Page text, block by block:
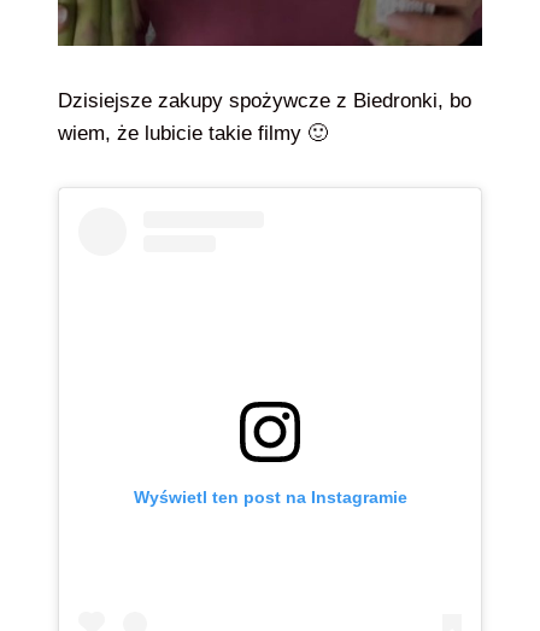
Dzisiejsze zakupy spożywcze z Biedronki, bo
wiem, że lubicie takie filmy 🙂
Wyświetl ten post na Instagramie